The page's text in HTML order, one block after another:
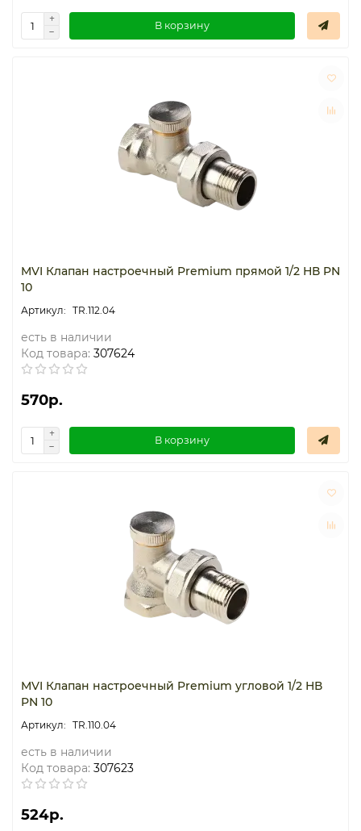
В корзину
MVI Клапан настроечный Premium прямой 1/2 НВ PN
10
TR.112.04
есть в наличии
Код товара: 307624
570р.
В корзину
MVI Клапан настроечный Premium угловой 1/2 НВ
PN 10
TR.110.04
есть в наличии
Код товара: 307623
524р.